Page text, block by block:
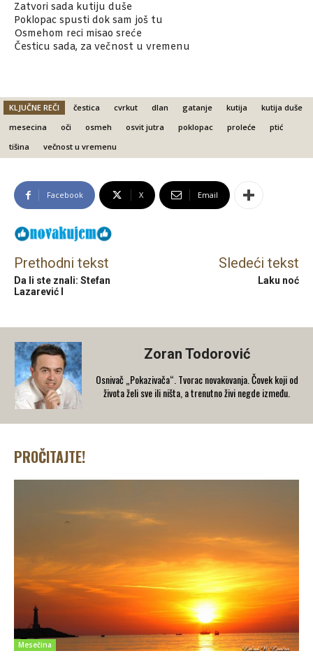
Zatvori sada kutiju duše
Poklopac spusti dok sam još tu
Osmehom reci misao sreće
Česticu sada, za večnost u vremenu
KLJUČNE REČI čestica cvrkut dlan gatanje kutija
kutija duše
mesecina
oči osmeh osvit jutra poklopac proleće
ptić
tišina
večnost u vremenu
Facebook X Email
Prethodni tekst
Da li ste znali: Stefan
Lazarević I
Sledeći tekst
Laku noć
Zoran Todorović
Osnivač „Pokazivača“. Tvorac novakovanja. Čovek koji od
života želi sve ili ništa, a trenutno živi negde između.
PROČITAJTE!
Mesečina